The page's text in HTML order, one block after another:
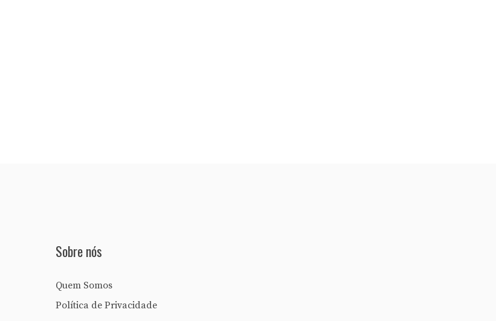
Sobre nós
Quem Somos
Política de Privacidade